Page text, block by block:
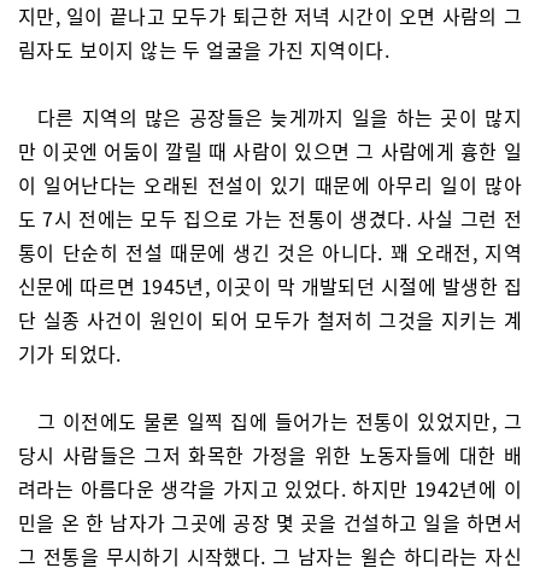
지만, 일이 끝나고 모두가 퇴근한 저녁 시간이 오면 사람의 그
림자도 보이지 않는 두 얼굴을 가진 지역이다.
다른 지역의 많은 공장들은 늦게까지 일을 하는 곳이 많지
만 이곳엔 어둠이 깔릴 때 사람이 있으면 그 사람에게 흉한 일
이 일어난다는 오래된 전설이 있기 때문에 아무리 일이 많아
도 7시 전에는 모두 집으로 가는 전통이 생겼다. 사실 그런 전
통이 단순히 전설 때문에 생긴 것은 아니다. 꽤 오래전, 지역
신문에 따르면 1945년, 이곳이 막 개발되던 시절에 발생한 집
단 실종 사건이 원인이 되어 모두가 철저히 그것을 지키는 계
기가 되었다.
그 이전에도 물론 일찍 집에 들어가는 전통이 있었지만, 그
당시 사람들은 그저 화목한 가정을 위한 노동자들에 대한 배
려라는 아름다운 생각을 가지고 있었다. 하지만 1942년에 이
민을 온 한 남자가 그곳에 공장 몇 곳을 건설하고 일을 하면서
그 전통을 무시하기 시작했다. 그 남자는 윌슨 하디라는 자신